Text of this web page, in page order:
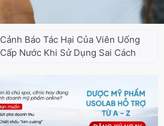
Cảnh Báo Tác Hại Của Viên Uống
Cấp Nước Khi Sử Dụng Sai Cách